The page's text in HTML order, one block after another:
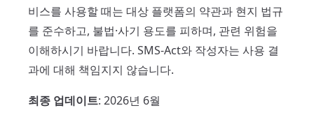
비스를 사용할 때는 대상 플랫폼의 약관과 현지 법규
를 준수하고, 불법·사기 용도를 피하며, 관련 위험을
이해하시기 바랍니다. SMS-Act와 작성자는 사용 결
과에 대해 책임지지 않습니다.
최종 업데이트: 2026년 6월